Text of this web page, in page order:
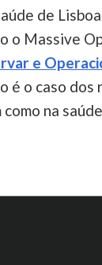
de
o Massive
e
é o caso
na